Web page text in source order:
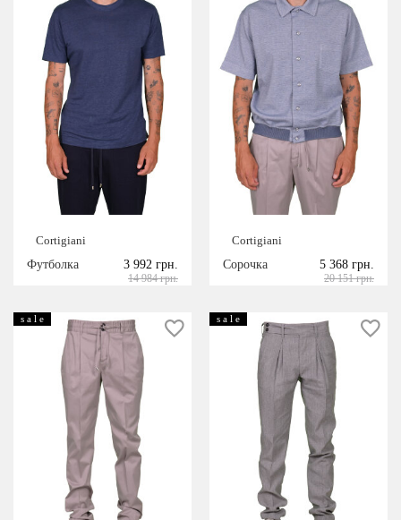
Cortigiani
Футболка
3 992 грн.
14 984 грн.
Cortigiani
Сорочка
5 368 грн.
20 151 грн.
s a l e s a l e